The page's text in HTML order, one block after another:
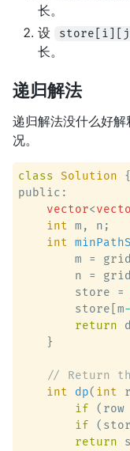
长。
设
store[i][j]
长。
递归解法
递归解法没什么好
况。
class Solution {
public:
vector<
int m, n;
int
m =
n =
        store =
        store[m
return
    }
// Return
int
dp( int
if
if
return